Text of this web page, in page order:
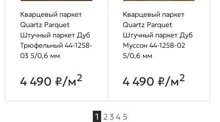
Кварцевый паркет
Quartz Parquet
Штучный паркет Дуб
Трюфельный 44-1258-
03 5/0,6 мм
4 490 ₽/м2
Кварцевый паркет
Quartz Parquet
Штучный паркет Дуб
Муссон 44-1258-02
5/0,6 мм
4 490 ₽/м2
1 2 3 4 5